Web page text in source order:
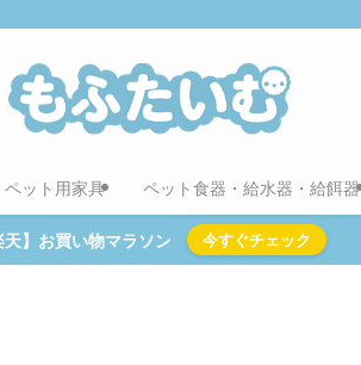
ペット用家具 ペット食器・給水器・給餌器
天】お買い物マラソン 今すぐチェック